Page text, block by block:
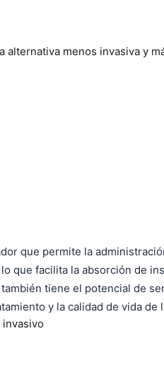
menos invasiva y
que permite la
facilita la absorción de
tiene el potencial de
y la calidad de vida